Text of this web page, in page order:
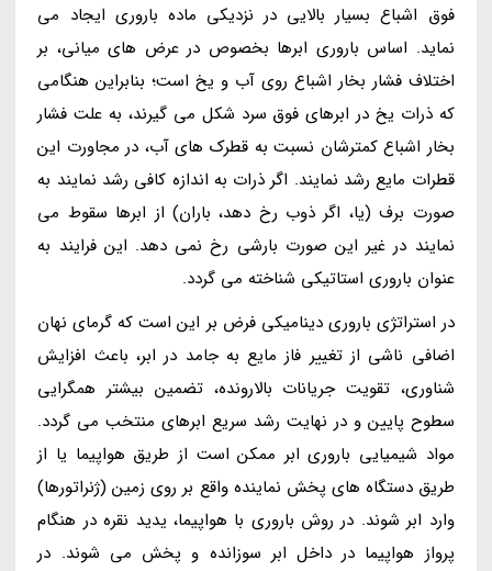
فوق اشباع بسیار بالایی در نزدیکی ماده باروری ایجاد می
نماید. اساس باروری ابرها بخصوص در عرض های میانی، بر
اختلاف فشار بخار اشباع روی آب و یخ است؛ بنابراین هنگامی
که ذرات یخ در ابرهای فوق سرد شکل می گیرند، به علت فشار
بخار اشباع کمترشان نسبت به قطرک های آب، در مجاورت این
قطرات مایع رشد نمایند. اگر ذرات به اندازه کافی رشد نمایند به
صورت برف (یا، اگر ذوب رخ دهد، باران) از ابرها سقوط می
نمایند در غیر این صورت بارشی رخ نمی دهد. این فرایند به
عنوان باروری استاتیکی شناخته می گردد.
در استراتژی باروری دینامیکی فرض بر این است که گرمای نهان
اضافی ناشی از تغییر فاز مایع به جامد در ابر، باعث افزایش
شناوری، تقویت جریانات بالارونده، تضمین بیشتر همگرایی
سطوح پایین و در نهایت رشد سریع ابرهای منتخب می گردد.
مواد شیمیایی باروری ابر ممکن است از طریق هواپیما یا از
طریق دستگاه های پخش نماینده واقع بر روی زمین (ژنراتورها)
وارد ابر شوند. در روش باروری با هواپیما، یدید نقره در هنگام
پرواز هواپیما در داخل ابر سوزانده و پخش می شوند. در